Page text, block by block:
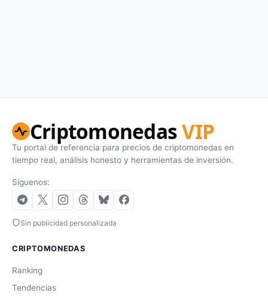
CriptomonedasVIP
Tu portal de referencia para precios de criptomonedas en
tiempo real, análisis honesto y herramientas de inversión.
Síguenos:
Sin publicidad personalizada
CRIPTOMONEDAS
Ranking
Tendencias